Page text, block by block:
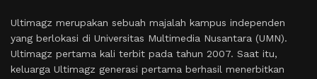
Ultimagz merupakan sebuah majalah kampus independen
yang berlokasi di Universitas Multimedia Nusantara (UMN).
Ultimagz pertama kali terbit pada tahun 2007. Saat itu,
keluarga Ultimagz generasi pertama berhasil menerbitkan